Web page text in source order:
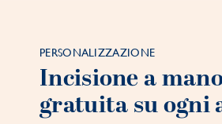
PERSONALIZZAZIONE
Incisione a
gratuita su ogni